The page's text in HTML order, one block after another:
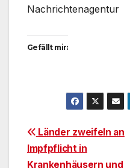
Nachrichtenagentur
Gefällt mir:
Länder zweifeln an
Impfpflicht in
Krankenhäusern und